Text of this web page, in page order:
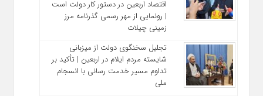
اقتصاد اربعین در دستور کار دولت است
| رونمایی از مهر رسمی گذرنامه مرز
زمینی چیلات
تجلیل سخنگوی دولت از میزبانی
شایسته مردم ایلام در اربعین | تأکید بر
تداوم مسیر خدمت‌ رسانی با انسجام
ملی